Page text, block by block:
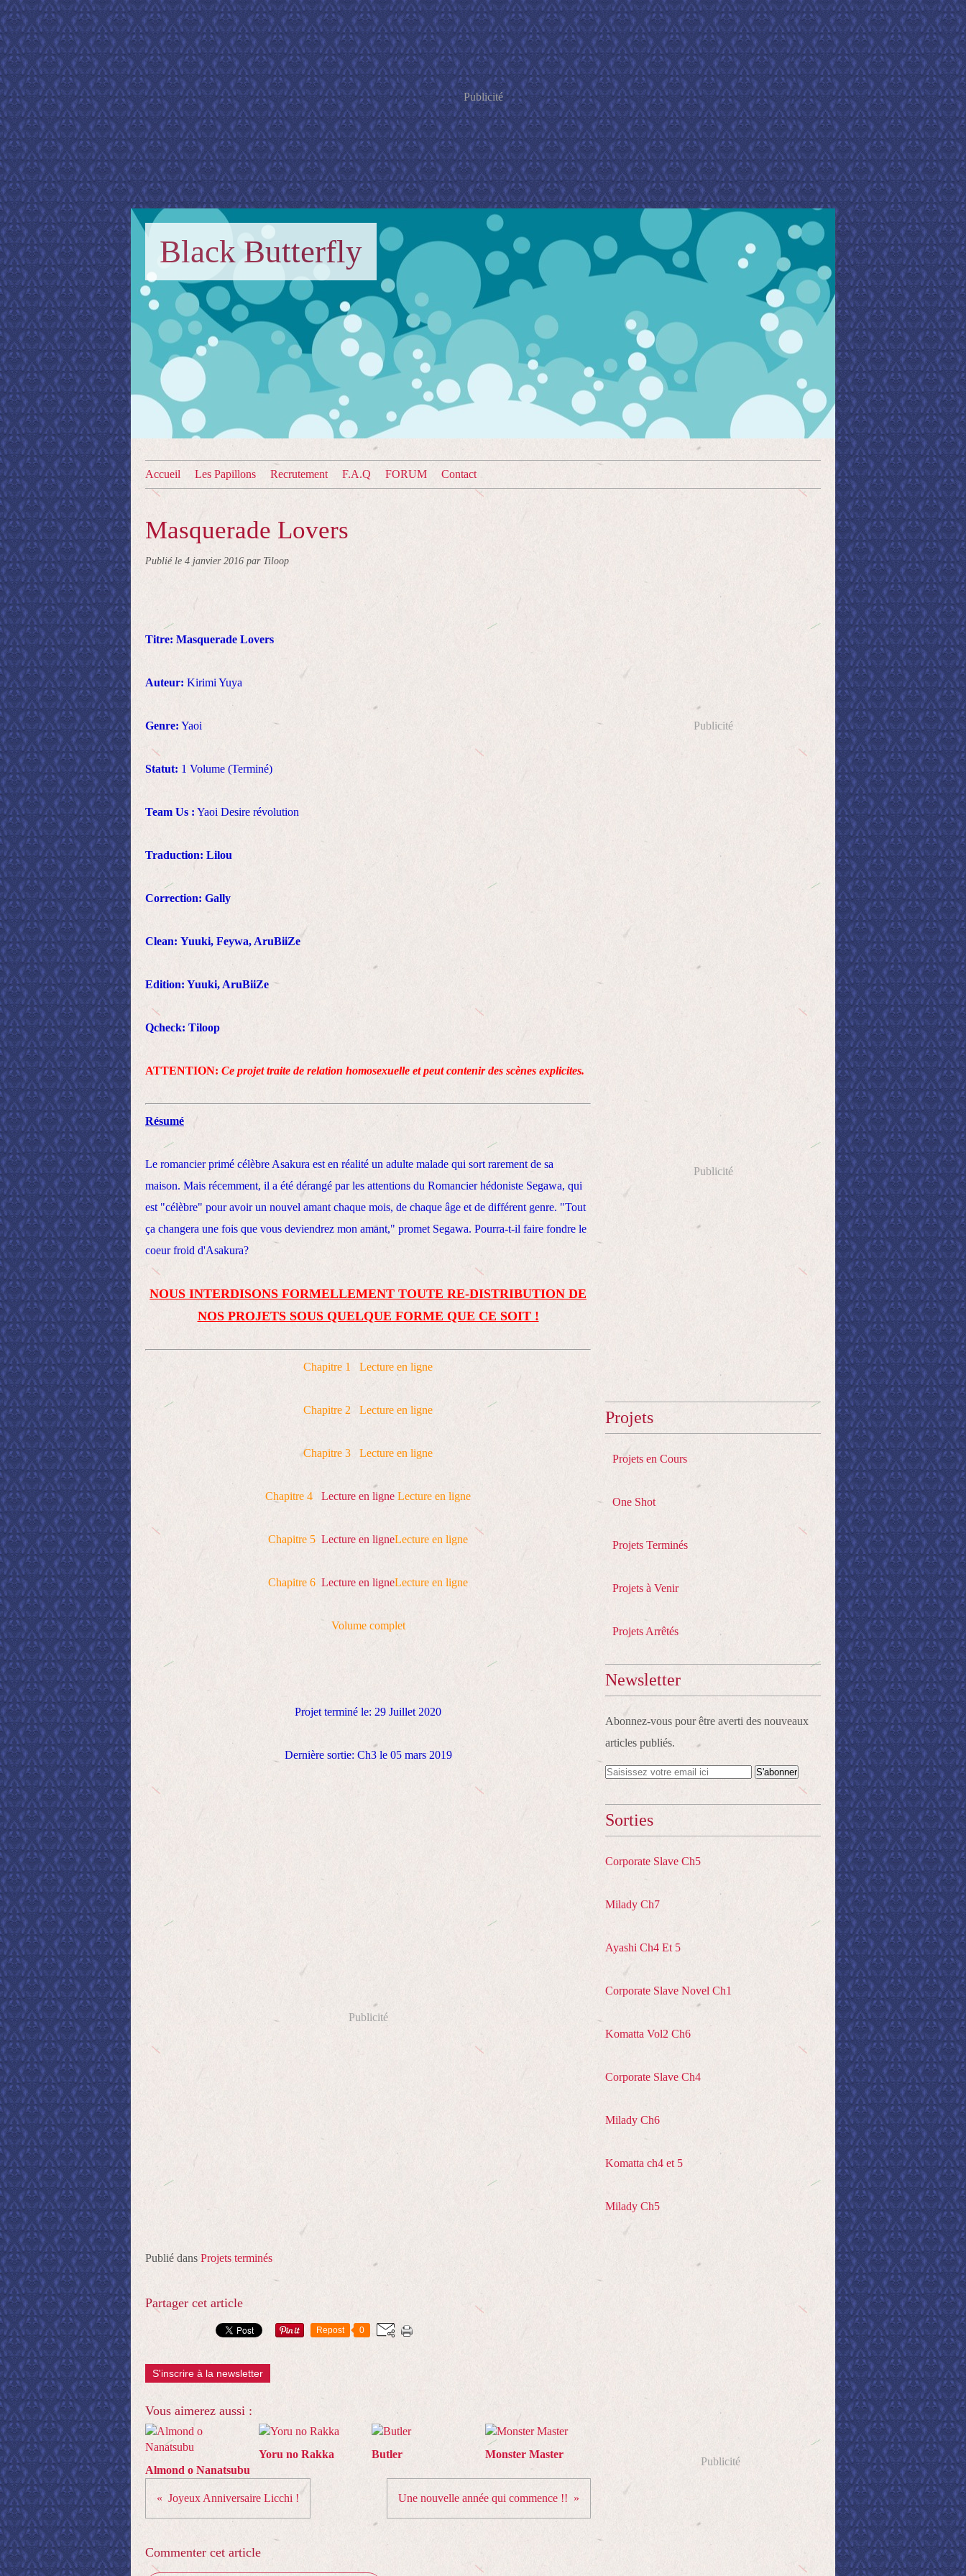
Publicité
Black Butterfly
Accueil Les Papillons Recrutement F.A.Q FORUM Contact
Masquerade Lovers
Publié le 4 janvier 2016 par Tiloop
Titre: Masquerade Lovers
Auteur: Kirimi Yuya
Genre: Yaoi
Statut: 1 Volume (Terminé)
Team Us : Yaoi Desire révolution
Traduction: Lilou
Correction: Gally
Clean: Yuuki, Feywa, AruBiiZe
Edition: Yuuki, AruBiiZe
Qcheck: Tiloop
ATTENTION: Ce projet traite de relation homosexuelle et peut contenir des scènes explicites.
Résumé
Le romancier primé célèbre Asakura est en réalité un adulte malade qui sort rarement de sa
maison. Mais récemment, il a été dérangé par les attentions du Romancier hédoniste Segawa, qui
est "célèbre" pour avoir un nouvel amant chaque mois, de chaque âge et de différent genre. "Tout
ça changera une fois que vous deviendrez mon amant," promet Segawa. Pourra-t-il faire fondre le
coeur froid d'Asakura?
NOUS INTERDISONS FORMELLEMENT TOUTE RE-DISTRIBUTION DE
NOS PROJETS SOUS QUELQUE FORME QUE CE SOIT !
Chapitre 1 Lecture en ligne
Chapitre 2 Lecture en ligne
Chapitre 3 Lecture en ligne
Chapitre 4 Lecture en ligne Lecture en ligne
Chapitre 5 Lecture en ligneLecture en ligne
Chapitre 6 Lecture en ligneLecture en ligne
Volume complet
Projet terminé le: 29 Juillet 2020
Dernière sortie: Ch3 le 05 mars 2019
Publicité
Publié dans Projets terminés
Partager cet article
Repost 0
S'inscrire à la newsletter
Vous aimerez aussi :
Almond o Nanatsubu
Yoru no Rakka Butler Monster Master
Joyeux Anniversaire Licchi ! Une nouvelle année qui commence !!
Commenter cet article
Publicité
Publicité
Projets
Projets en Cours
One Shot
Projets Terminés
Projets à Venir
Projets Arrêtés
Newsletter
Abonnez-vous pour être averti des nouveaux
articles publiés.
Sorties
Corporate Slave Ch5
Milady Ch7
Ayashi Ch4 Et 5
Corporate Slave Novel Ch1
Komatta Vol2 Ch6
Corporate Slave Ch4
Milady Ch6
Komatta ch4 et 5
Milady Ch5
Publicité